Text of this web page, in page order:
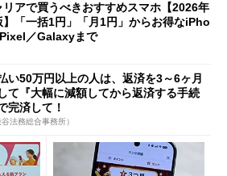
リアで買うべきおすすめスマホ【2026年
】「一括1円」「月1円」からお得なiPho
／Galaxyまで
い50万円以上の人は、返済を3～6ヶ月
て『大幅に減額してから返済する手続
完済して！
法務総合事務所）